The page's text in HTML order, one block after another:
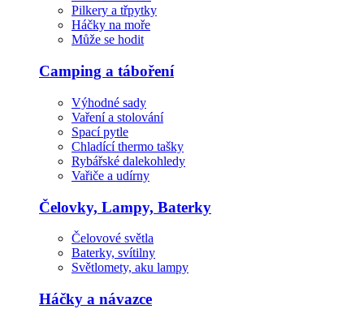
Pilkery a třpytky
Háčky na moře
Může se hodit
Camping a táboření
Výhodné sady
Vaření a stolování
Spací pytle
Chladící thermo tašky
Rybářské dalekohledy
Vařiče a udírny
Čelovky, Lampy, Baterky
Čelovové světla
Baterky, svítilny
Světlomety, aku lampy
Háčky a návazce